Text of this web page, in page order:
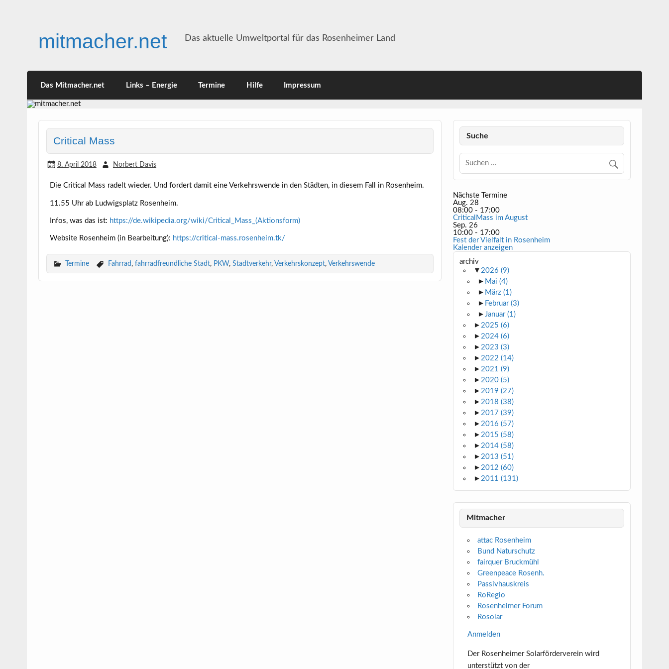
mitmacher.net Das aktuelle Umweltportal für das Rosenheimer Land
Das Mitmacher.net Links – Energie Termine Hilfe Impressum
Critical Mass
8. April 2018 Norbert Davis
Die Critical Mass radelt wieder. Und fordert damit eine Verkehrswende in den Städten, in diesem Fall in Rosenheim.
11.55 Uhr ab Ludwigsplatz Rosenheim.
Infos, was das ist: https://de.wikipedia.org/wiki/Critical_Mass_(Aktionsform)
Website Rosenheim (in Bearbeitung): https://critical-mass.rosenheim.tk/
Termine Fahrrad , fahrradfreundliche Stadt, PKW, Stadtverkehr, Verkehrskonzept, Verkehrswende
Suche
Nächste Termine
Aug. 28
08:00 - 17:00
CriticalMass im August
Sep. 26
10:00 - 17:00
Fest der Vielfalt in Rosenheim
Kalender anzeigen
archiv
▼ 2026(9)
► Mai (4)
► März (1)
► Februar (3)
► Januar (1)
► 2025(6)
► 2024(6)
► 2023(3)
► 2022(14)
► 2021(9)
► 2020(5)
► 2019(27)
► 2018(38)
► 2017(39)
► 2016(57)
► 2015(58)
► 2014(58)
► 2013(51)
► 2012(60)
► 2011(131)
Mitmacher
attac Rosenheim
Bund Naturschutz
fairquer Bruckmühl
Greenpeace Rosenh.
Passivhauskreis
RoRegio
Rosenheimer Forum
Rosolar
Anmelden
Der Rosenheimer Solarförderverein wird
unterstützt von der